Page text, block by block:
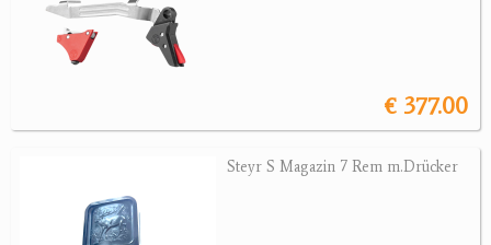
Munition
Bogensport
Jagdangebote
€ 377.00
Steyr S Magazin 7 Rem m.Drücker